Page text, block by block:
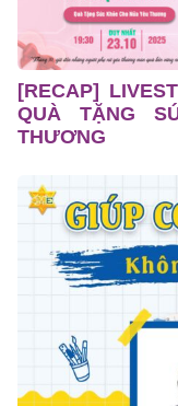
[RECAP]
QUÀ TẶNG
THƯƠNG